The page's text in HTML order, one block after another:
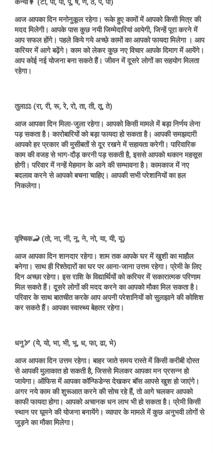
कन्या👩 (टो, पा, पी, पू, ष, ण, ठ, पे, पो)
आज आपका दिन मनोनुकूल रहेगा। रूके हुए कामों में आपको किसी मित्र की
मदद मिलेगी। आपके पास कुछ नयी जिम्मेदारियां आयेगी, जिन्हें पूरा करने में
आप सफल होंगे। पहले किये गये अच्छे कामों का आपको फायदा मिलेगा । आप
करियर में आगे बढ़ेंगे। काम को लेकर कुछ नए विचार आपके दिमाग में आयेंगे।
आप कोई नई योजना बना सकते हैं। जीवन में दूसरे लोगों का सहयोग मिलता
रहेगा।
तुला⚖️ (रा, री, रू, रे, रो, ता, ती, तू, ते)
आज आपका दिन मिला-जुला रहेगा। आपको किसी मामले में बड़ा निर्णय लेना
पड़ सकता है। कारोबारियों को बड़ा फायदा हो सकता है। आपकी समझदारी
आपको हर प्रकार की मुसीबतों से दूर रखने में सहायता करेगी। पारिवारिक
काम की वजह से भाग-दौड़ करनी पड़ सकती है, इससे आपको थकान महसूस
होगी। परिवार में नन्हें मेहमान के आने की सम्भावना है। कामकाज में नए
बदलाव करने से आपको बचना चाहिए। आपकी सभी परेशानियों का हल
निकलेगा।
वृश्चिक🦂 (तो, ना, नी, नू, ने, नो, या, यी, यू)
आज आपका दिन शानदार रहेगा। शाम तक आपके घर में खुशी का माहौल
बनेगा। साथ ही रिश्तेदारों का घर पर आना-जाना उत्तम रहेगा। प्रेमी के लिए
दिन अच्छा रहेगा। इस राशि के विद्यार्थियों को करियर में सकारात्मक परिणाम
मिल सकते हैं। दूसरे लोगों की मदद करने का आपको मौका मिल सकता है।
परिवार के साथ बातचीत करके आप अपनी परेशानियों को सुलझाने की कोशिश
कर सकते हैं। आपका स्वास्थ्य बेहतर रहेगा।
धनु🏹 (ये, यो, भा, भी, भू, ध, फा, ढा, भे)
आज आपका दिन उत्तम रहेगा। बाहर जाते समय रास्ते में किसी करीबी दोस्त
से आपकी मुलाकात हो सकती है, जिससे मिलकर आपका मन प्रसन्न हो
जायेगा। ऑफिस में आपका कॉन्फिडेन्स देखकर बॉस आपसे खुश हो जाएंगे।
अगर नये काम की शुरूआत करने की सोच रहे हैं, तो आगे चलकर आपको
काफी फायदा होगा। आपको अचानक धन लाभ भी हो सकता है। प्रेमी किसी
स्थान पर घूमने की योजना बनायेंगे। व्यापार के मामले में कुछ अनुभवी लोगों से
जुड़ने का मौका मिलेगा।